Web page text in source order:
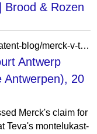
& Rozen
https://legalblogs.wolterskluwer.com/patent-blog/merck-v-teva-commercial-court-antwerp-rechtbank-van-koophandel-te-antwerpen-20-october-2009/
Antwerp
Antwerpen), 20
Merck's claim for
Teva's montelukast-